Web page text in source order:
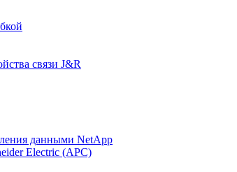
связи J&R
данными NetApp
Electric (APC)